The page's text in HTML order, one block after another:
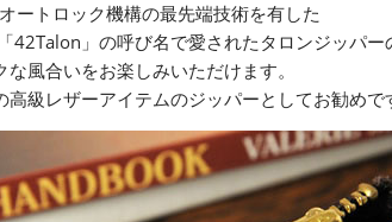
ートロック機構の最先端技術を有した
42Talon」の呼び名で愛されたタロンジッパー
風合いをお楽しみいただけます。
級レザーアイテムのジッパーとしてお勧めで